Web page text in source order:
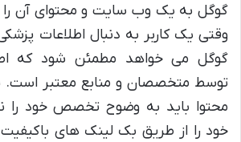
گوگل به یک وب سایت و محتوای آن
وقتی یک کاربر به دنبال اطلاعات
گوگل می خواهد مطمئن شود که
توسط متخصصان و منابع معتبر است.
محتوا باید به وضوح تخصص خود را
خود را از طریق بک لینک های